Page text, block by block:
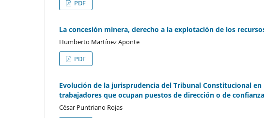
PDF
La concesión minera, derecho a la explotación de los
Humberto Martínez Aponte
PDF
Evolución de la jurisprudencia del Tribunal Constitucional
trabajadores que ocupan puestos de dirección o de confianza
César Puntriano Rojas